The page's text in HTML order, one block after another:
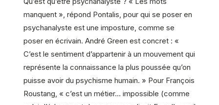
manquent », répond Pontalis, pour qui se poser en
psychanalyste est une imposture, comme se
poser en écrivain. André Green est concret : «
C’est le sentiment d’appartenir à un mouvement qui
représente la connaissance la plus poussée qu’on
puisse avoir du psychisme humain. » Pour François
Roustang, « c’est un métier… impossible (comme